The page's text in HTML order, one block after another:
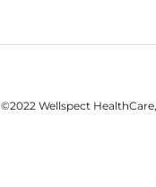
©2022 Wellspect